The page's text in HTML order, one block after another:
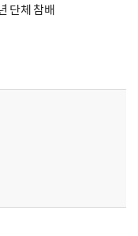
단체 참배